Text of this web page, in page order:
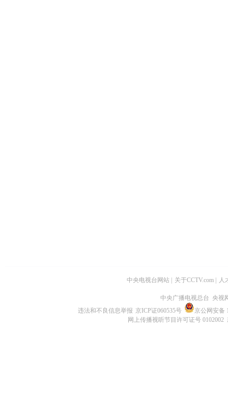
中央电视台网站 关于CCTV.com 人
中央广播电视总台 央视
违法和不良信息举报 京ICP证060535号
京公网安备
网上传播视听节目许可证号 0102002